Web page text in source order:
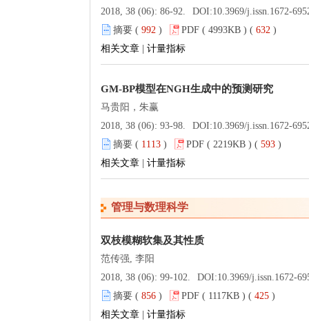
2018, 38 (06): 86-92.
DOI:10.3969/j.issn.1672-
摘要 ( 992 ) PDF ( 4993KB ) ( 632 )
相关文章
计量指标
GM-BP模型在NGH生成中的预测研究
马贵阳，朱赢
2018, 38 (06): 93-98.
DOI:10.3969/j.issn.1672-
摘要 ( 1113 ) PDF ( 2219KB ) ( 593 )
相关文章
计量指标
管理与数理科学
双枝模糊软集及其性质
范传强, 李阳
2018, 38 (06): 99-102.
DOI:10.3969/j.issn.1672-
摘要 ( 856 ) PDF ( 1117KB ) ( 425 )
相关文章
计量指标